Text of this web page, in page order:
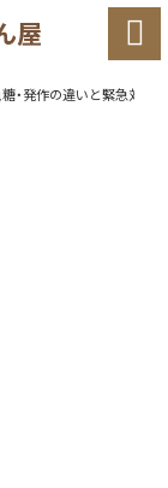
屋 
・発作の違いと緊急対応